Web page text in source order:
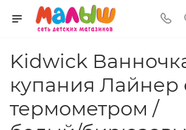
Kidwick
купания Лайнер
термометром /